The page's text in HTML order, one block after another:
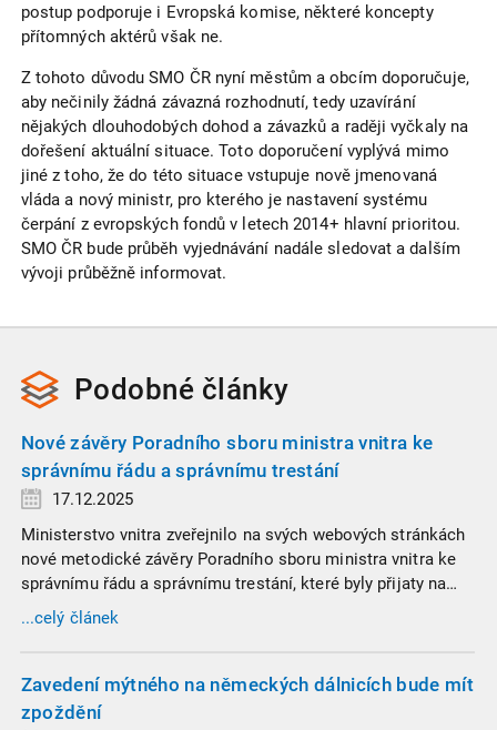
postup podporuje i Evropská komise, některé koncepty
přítomných aktérů však ne.
Z tohoto důvodu SMO ČR nyní městům a obcím doporučuje,
aby nečinily žádná závazná rozhodnutí, tedy uzavírání
nějakých dlouhodobých dohod a závazků a raději vyčkaly na
dořešení aktuální situace. Toto doporučení vyplývá mimo
jiné z toho, že do této situace vstupuje nově jmenovaná
vláda a nový ministr, pro kterého je nastavení systému
čerpání z evropských fondů v letech 2014+ hlavní prioritou.
SMO ČR bude průběh vyjednávání nadále sledovat a dalším
vývoji průběžně informovat.
Podobné články
Nové závěry Poradního sboru ministra vnitra ke
správnímu řádu a správnímu trestání
17.12.2025
Ministerstvo vnitra zveřejnilo na svých webových stránkách
nové metodické závěry Poradního sboru ministra vnitra ke
správnímu řádu a správnímu trestání, které byly přijaty na
zasedání dne 7. listopadu 2025.
...celý článek
Zavedení mýtného na německých dálnicích bude mít
zpoždění